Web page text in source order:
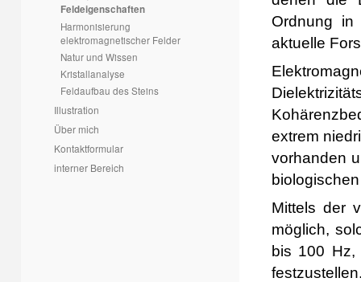
Feldeigenschaften
Harmonisierung
elektromagnetischer Felder
Natur und Wissen
Kristallanalyse
Feldaufbau des Steins
Illustration
Über mich
Kontaktformular
interner Bereich
Ordnung in
aktuelle
extrem
vorhanden
Mittels der
möglich,
bis 100 Hz,